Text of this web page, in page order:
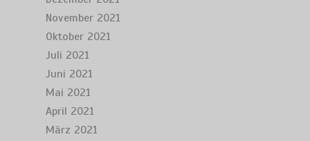
November 2021
Oktober 2021
Juli 2021
Juni 2021
Mai 2021
April 2021
März 2021